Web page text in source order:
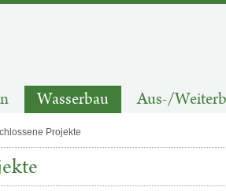
Wasserbau Aus-/
Projekte